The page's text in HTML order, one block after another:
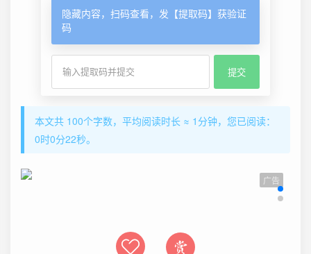
隐藏内容，扫码查看，发【提取码】获验证
码
本文共 100个字数，平均阅读时长 ≈ 1分钟，您已阅读：
0时0分22秒。
广告